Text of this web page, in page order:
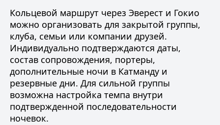
Кольцевой маршрут через Эверест и Гокио
можно организовать для закрытой группы,
клуба, семьи или компании друзей.
Индивидуально подтверждаются даты,
состав сопровождения, портеры,
дополнительные ночи в Катманду и
резервные дни. Для сильной группы
возможна настройка темпа внутри
подтвержденной последовательности
ночевок.